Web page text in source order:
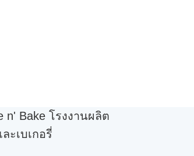
n' Bake โรงงานผลิต
ะเบเกอรี่